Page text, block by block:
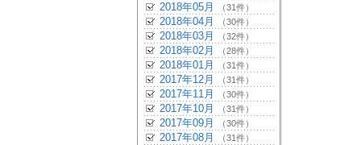
2018年05月 （31件）
2018年04月 （30件）
2018年03月 （32件）
2018年02月 （28件）
2018年01月 （31件）
2017年12月 （31件）
2017年11月 （30件）
2017年10月 （31件）
2017年09月 （30件）
2017年08月 （31件）